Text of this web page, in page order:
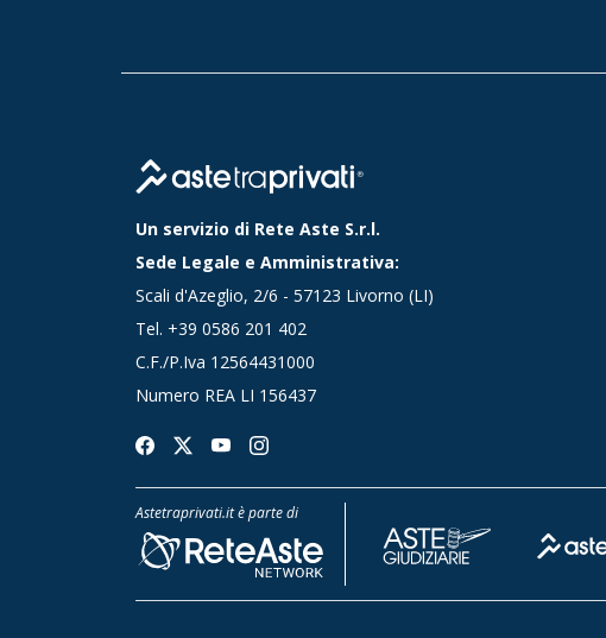
Un servizio di Rete Aste S.r.l.
Sede Legale e Amministrativa:
Scali d'Azeglio, 2/6 - 57123 Livorno (LI)
Tel. +39 0586 201 402
C.F./P.Iva 12564431000
Numero REA LI 156437
Astetraprivati.it è parte di